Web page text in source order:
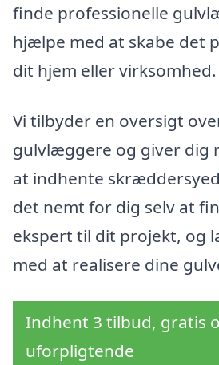
finde professionelle
hjælpe med at skabe det
dit hjem eller virksomhed.
Vi tilbyder en oversigt
gulvlæggere og giver dig
at indhente
det nemt for dig selv at
ekspert til dit projekt, og
med at realisere dine
Indhent 3 tilbud, gratis
uforpligtende